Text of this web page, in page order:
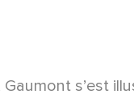
s’est